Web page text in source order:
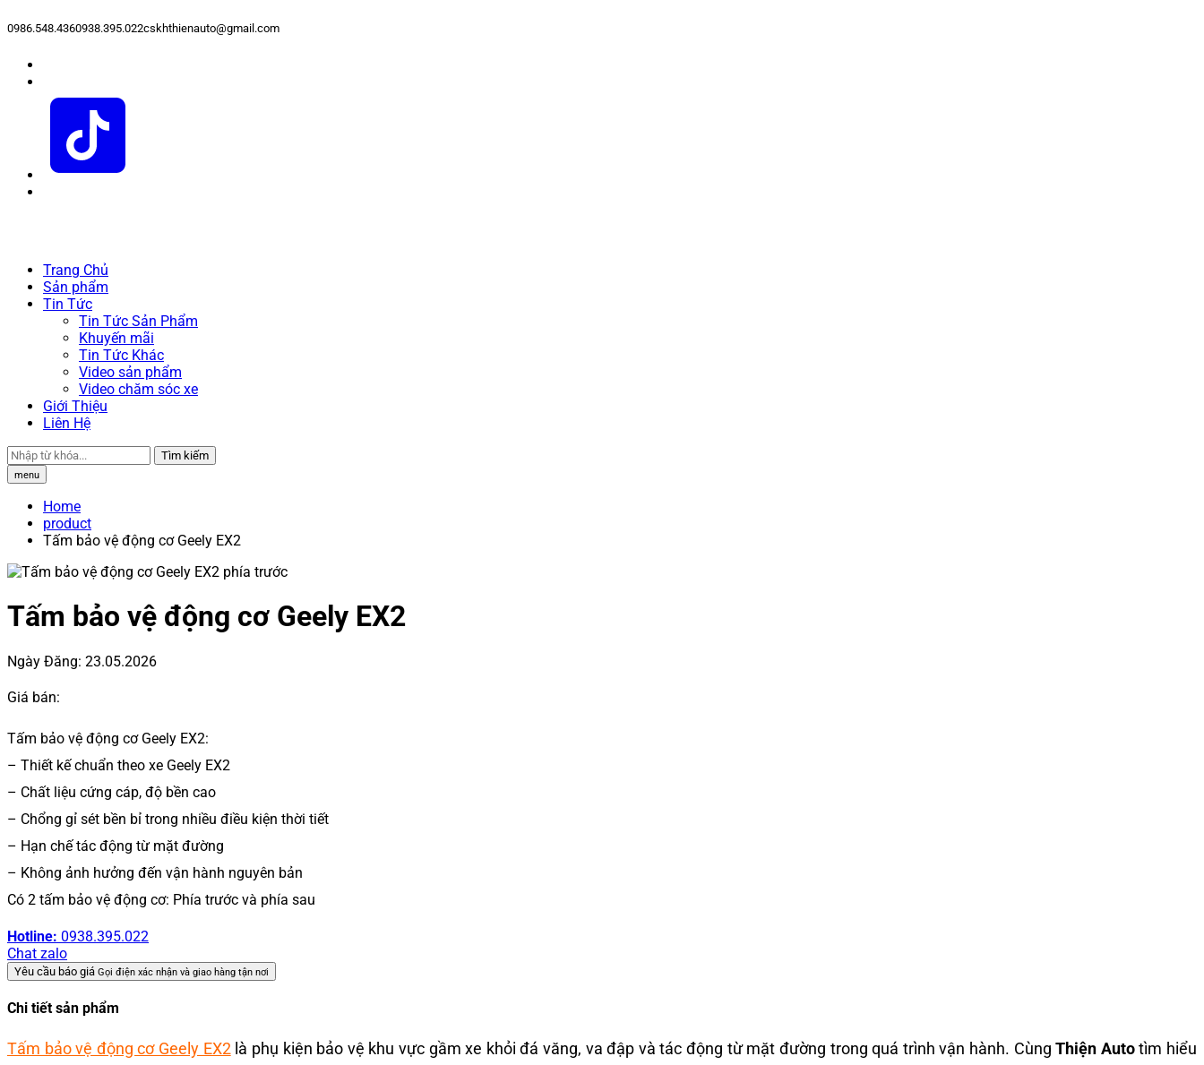
0986.548.4360938.395.022cskhthienauto@gmail.com
Trang Chủ
Sản phẩm
Tin Tức
Tin Tức Sản Phẩm
Khuyến mãi
Tin Tức Khác
Video sản phẩm
Video chăm sóc xe
Giới Thiệu
Liên Hệ
Tìm kiếm
menu
Home
product
Tấm bảo vệ động cơ Geely EX2
Tấm bảo vệ động cơ Geely EX2
Ngày Đăng: 23.05.2026
Giá bán:
Tấm bảo vệ động cơ Geely EX2:
– Thiết kế chuẩn theo xe Geely EX2
– Chất liệu cứng cáp, độ bền cao
– Chổng gỉ sét bền bỉ trong nhiều điều kiện thời tiết
– Hạn chế tác động từ mặt đường
– Không ảnh hưởng đến vận hành nguyên bản
Có 2 tấm bảo vệ động cơ: Phía trước và phía sau
Hotline: 0938.395.022
Chat zalo
Yêu cầu báo giá Gọi điện xác nhận và giao hàng tận nơi
Chi tiết sản phẩm
Tấm bảo vệ động cơ Geely EX2là phụ kiện bảo vệ khu vực gầm xe khỏi đá văng, va đập và tác động từ mặt đường trong quá trình vận hành. CùngThiện Autotìm hiểu